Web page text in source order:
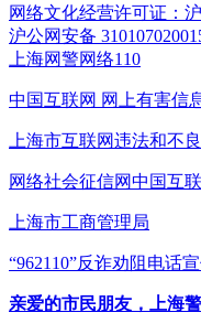
网络文化经营许可证：
沪公网安备
上海网警网络110
中国互联网 网上有害信
上海市互联网违法和不
网络社会征信网中国互
上海市工商管理局
“962110”反诈劝阻电话
亲爱的市民朋友，上海